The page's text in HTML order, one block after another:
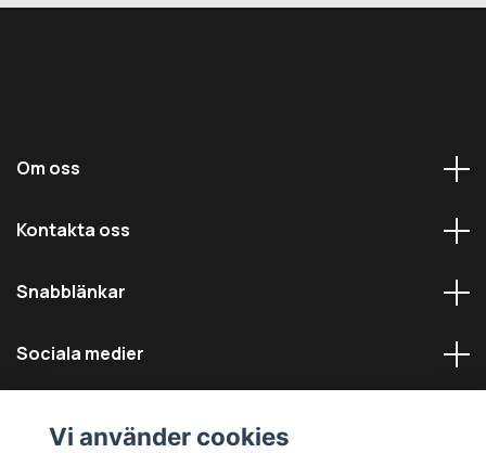
Om oss
Kontakta oss
Snabblänkar
Sociala medier
Vi använder cookies